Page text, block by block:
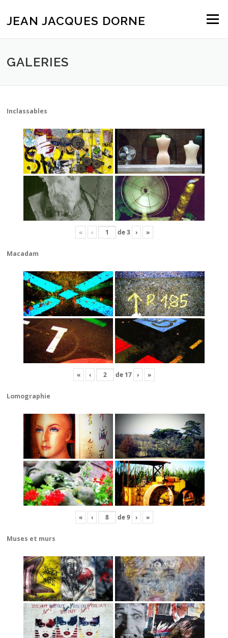
contenu
JEAN JACQUES DORNE Menu
GALERIES
Inclassables
« ‹ de3 › »
Macadam
« ‹ de 17 › »
Lomographie
« ‹ de9 › »
Muses et murs